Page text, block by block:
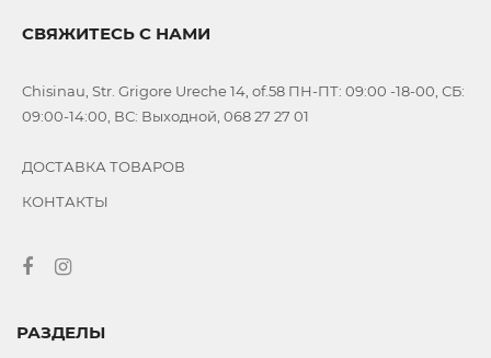
СВЯЖИТЕСЬ С НАМИ
Chisinau, Str. Grigore Ureche 14, of.58 ПН-ПТ: 09:00 -18-00, СБ:
09:00-14:00, ВС: Выходной, 068 27 27 01
ДОСТАВКА ТОВАРОВ
КОНТАКТЫ
РАЗДЕЛЫ